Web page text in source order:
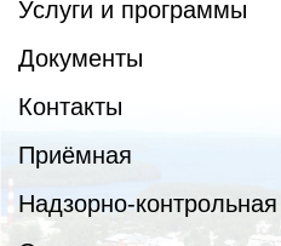
Услуги и программы
Документы
Контакты
Приёмная
Надзорно-